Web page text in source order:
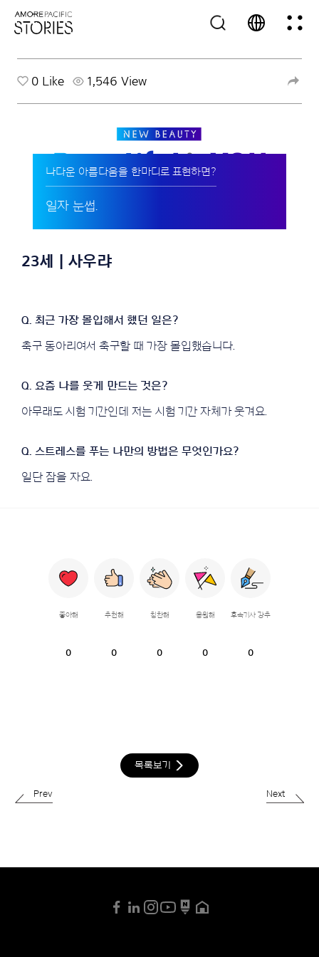
0 Like 1,546 View
나다운 아름다움을 한마디로 표현하면?
일자 눈썹.
23세 | 사우랴
축구 동아리여서 축구할 때 가장 몰입했습니다.
아무래도 시험 기간인데 저는 시험 기간 자체가 웃겨요.
일단 잠을 자요.
좋아해
0
추천해
0
칭찬해
0
응원해
0
후속기사 강추
0
목록보기
Prev Next